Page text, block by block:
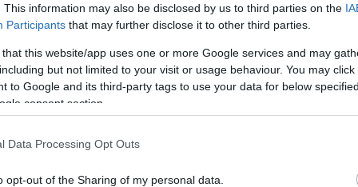
This information may also be disclosed by us to third parties on the
Participants that may further disclose it to other third parties.
that this website/app uses one or more Google services and may
but not limited to your visit or usage behaviour. You may
to Google and its third-party tags to use your data for below
consent section.
Data Processing Opt Outs
opt-out of the Sharing of my personal data.
Jämin infrastruktuuri takaavat onnistuneet
ja haasteita Jämin upeassa luonnossa ja
Uskomme, että tapahtumien
Pitkällä tähtäimellä tavoitteena on saada
sanoo Knuuttila.